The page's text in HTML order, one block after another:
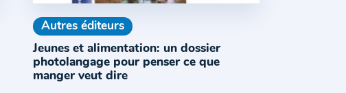
Autres éditeurs
Jeunes et alimentation: un dossier
photolangage pour penser ce que
manger veut dire